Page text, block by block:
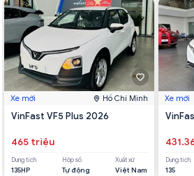
Xe mới Hồ Chí Minh
VinFast VF5 Plus 2026
465 triệu
Dung tích
135HP
Hộp số
Tự động
Xuất xứ
Việt Nam
Xe mới
Dung tích
135